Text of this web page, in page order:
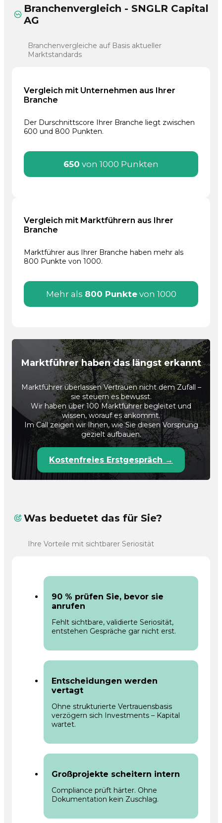
Branchenvergleich - SNGLR Capital
AG
Branchenvergleiche auf Basis aktueller
Marktstandards
Vergleich mit Unternehmen aus Ihrer
Branche
Der Durschnittscore Ihrer Branche liegt zwischen
600 und 800 Punkten.
650 von 1000 Punkten
Vergleich mit Marktführern aus Ihrer
Branche
Marktführer aus Ihrer Branche haben mehr als
800 Punkte von 1000.
Mehr als 800 Punktevon 1000
Marktführer haben das längst erkannt
Marktführer überlassen Vertrauen nicht dem Zufall –
sie steuern es bewusst.
Wir haben über 100 Marktführer begleitet und
wissen, worauf es ankommt.
Im Call zeigen wir Ihnen, wie Sie diesen Vorsprung
gezielt aufbauen.
Kostenfreies Erstgespräch →
Was beduetet das für Sie?
Ihre Vorteile mit sichtbarer Seriosität
90 % prüfen Sie, bevor sie
anrufen
Fehlt sichtbare, validierte Seriosität,
entstehen Gespräche gar nicht erst.
Entscheidungen werden
vertagt
Ohne strukturierte Vertrauensbasis
verzögern sich Investments – Kapital
wartet.
Großprojekte scheitern intern
Compliance prüft härter. Ohne
Dokumentation kein Zuschlag.